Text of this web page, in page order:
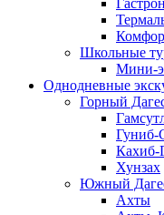
Школьные
Мини-
Однодневные
Горный
Гуниб-
Кахиб-
Хунзах
Южный
Ахты